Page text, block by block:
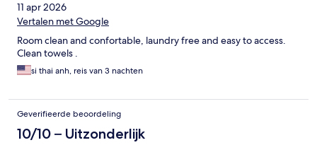
11 apr 2026
Vertalen met Google
Room clean and confortable, laundry free and easy to access.
Clean towels .
si thai anh, reis van 3 nachten
Geverifieerde beoordeling
10/10 – Uitzonderlijk